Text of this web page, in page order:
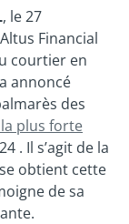
, le 27
Financial
courtier en
annoncé
des
plus forte
. Il s’agit de la
obtient cette
de sa